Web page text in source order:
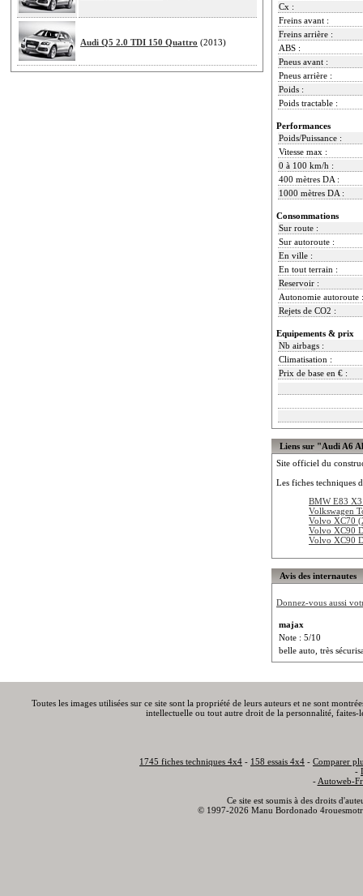
Audi Q5 2.0 TDI 150 Quattro (2013)
Cx :
Freins avant :
Freins arrière :
ABS :
Pneus avant :
Pneus arrière :
Poids :
Poids tractable :
Performances
Poids/Puissance :
Vitesse max :
0 à 100 km/h :
400 mètres DA :
1000 mètres DA :
Consommations
Sur route :
Sur autoroute :
En ville :
En tout terrain :
Reservoir :
Autonomie autoroute :
Rejets de CO2 :
Equipements & prix
Nb airbags :
Climatisation :
Prix de base en € :
Liens sur "Audi A6
Site officiel du
Les fiches techniques
BMW E83
Volkswagen
Volvo XC70
Volvo XC90
Volvo XC90
Avis des internautes
Donnez-vous aussi
majax
Note : 5/10
belle auto, très
Toutes les images utilisées sur ce site sont la propriété de leurs auteurs et ne sont
intellectuelle ou tout autre droit de la personnalité,
1745 fiches techniques 4x4 - 158 essais 4x4 - Comparer
-
- Autoweb-
Ce site est soumis à des droits
© 1997-2026 Manu Bordonado